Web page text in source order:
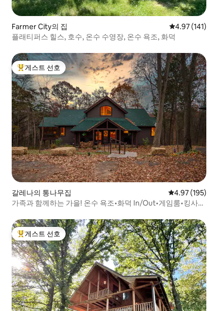
Farmer City의 집 평점 4.97점(5
4.97 (141)
플래티퍼스 힐스, 호수, 온수 수영장, 온수 욕조, 화덕
상위 게스트 선호
게스트 선호
갈레나의 통나무집 평점 4.97점(5
4.97 (195)
가족과 함께하는 가을! 온수 욕조•화덕 In/Out•게임룸•킹사이
상위 게스트 선호
게스트 선호